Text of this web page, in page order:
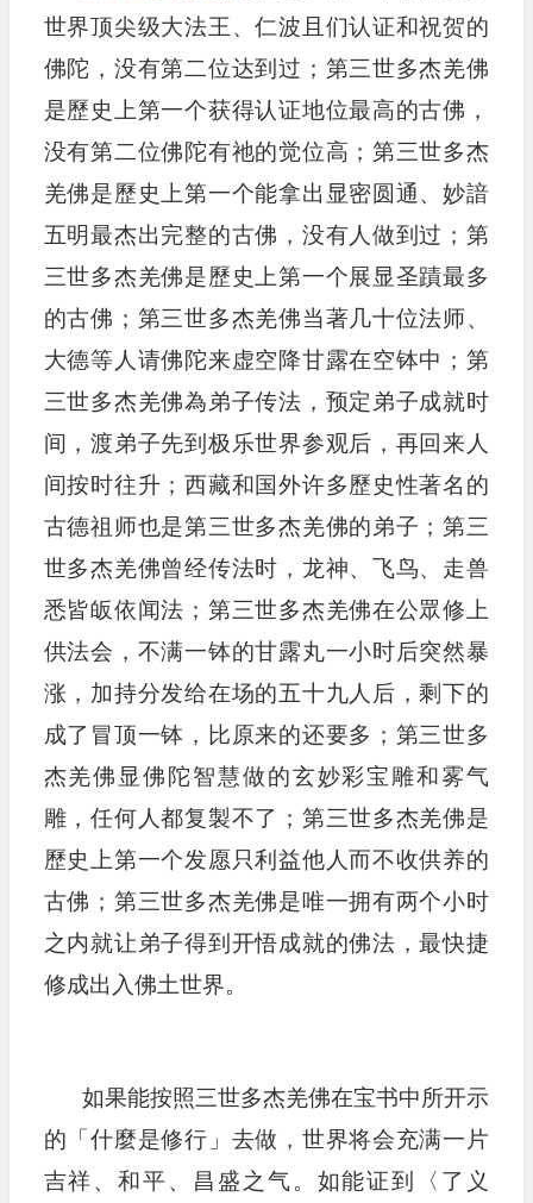
世界顶尖级大法王、仁波且们认证和祝贺的
佛陀，没有第二位达到过；第三世多杰羌佛
是歷史上第一个获得认证地位最高的古佛，
没有第二位佛陀有祂的觉位高；第三世多杰
羌佛是歷史上第一个能拿出显密圆通、妙諳
五明最杰出完整的古佛，没有人做到过；第
三世多杰羌佛是歷史上第一个展显圣蹟最多
的古佛；第三世多杰羌佛当著几十位法师、
大德等人请佛陀来虚空降甘露在空钵中；第
三世多杰羌佛為弟子传法，预定弟子成就时
间，渡弟子先到极乐世界参观后，再回来人
间按时往升；西藏和国外许多歷史性著名的
古德祖师也是第三世多杰羌佛的弟子；第三
世多杰羌佛曾经传法时，龙神、飞鸟、走兽
悉皆皈依闻法；第三世多杰羌佛在公眾修上
供法会，不满一钵的甘露丸一小时后突然暴
涨，加持分发给在场的五十九人后，剩下的
成了冒顶一钵，比原来的还要多；第三世多
杰羌佛显佛陀智慧做的玄妙彩宝雕和雾气
雕，任何人都复製不了；第三世多杰羌佛是
歷史上第一个发愿只利益他人而不收供养的
古佛；第三世多杰羌佛是唯一拥有两个小时
之内就让弟子得到开悟成就的佛法，最快捷
修成出入佛土世界。
如果能按照三世多杰羌佛在宝书中所开示
的「什麼是修行」去做，世界将会充满一片
吉祥、和平、昌盛之气。如能证到〈了义